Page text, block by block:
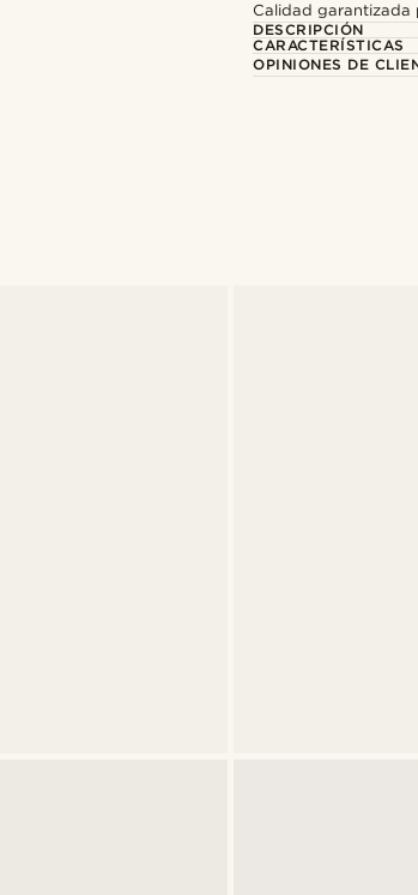
Calidad garantizada
DESCRIPCIÓN
CARACTERÍSTICAS
OPINIONES DE